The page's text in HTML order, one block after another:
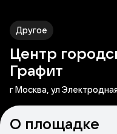
Другое
Центр
Графит
г Москва, ул
О площадке